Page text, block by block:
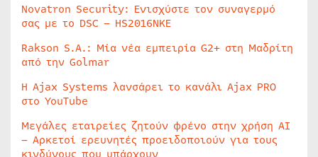
Novatron Security: Ενισχύστε τον συναγερμό
σας με το DSC – HS2016NKE
Rakson S.A.: Μία νέα εμπειρία G2+ στη Μαδρίτη
από την Golmar
Η Ajax Systems λανσάρει το κανάλι Ajax PRO
στο YouTube
Μεγάλες εταιρείες ζητούν φρένο στην χρήση AI
– Αρκετοί ερευνητές προειδοποιούν για τους